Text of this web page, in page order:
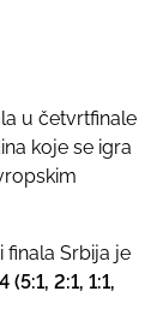
u četvrtfinale
koje se igra
Srbija je
2:1, 1:1,